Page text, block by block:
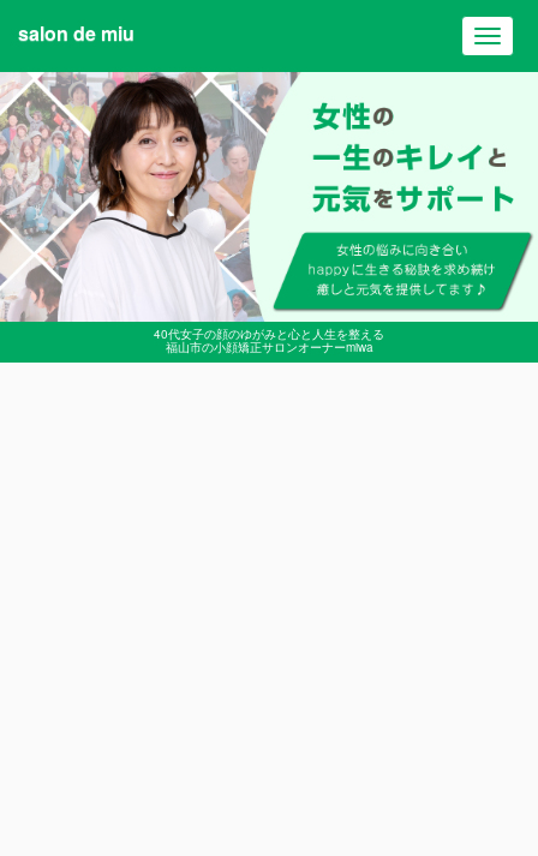
40代女子の顔のゆがみと心と人生を整える
福山市の小顔矯正サロンオーナーmiwa
salon de miu